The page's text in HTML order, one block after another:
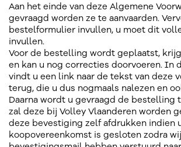
Aan het einde van deze Algemene
gevraagd worden ze te aanvaarden.
bestelformulier invullen, u moet dit
invullen.
Voor de bestelling wordt geplaatst,
en kan u nog correcties doorvoeren. In
vindt u een link naar de tekst van deze
terug, die u dus nogmaals nalezen en
Daarna wordt u gevraagd de bestelling
zal deze bij Volley Vlaanderen worden
deze bevestiging zelf afdrukken indien
koopovereenkomst is gesloten zodra